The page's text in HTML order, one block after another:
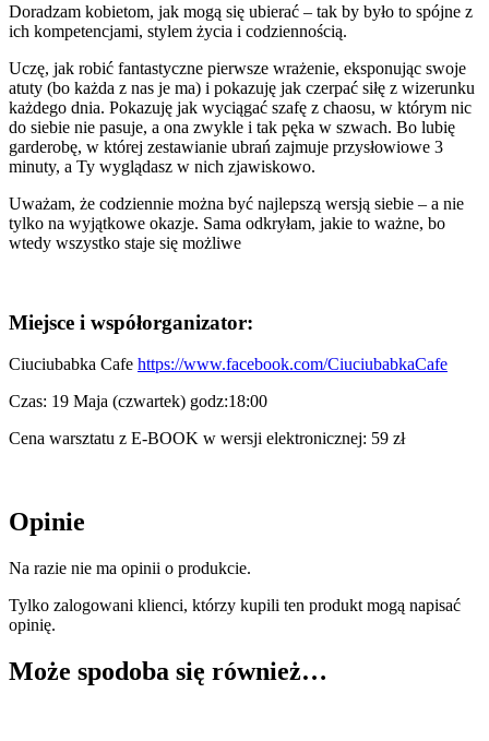
Doradzam kobietom, jak mogą się ubierać – tak by było to spójne z
ich kompetencjami, stylem życia i codziennością.
Uczę, jak robić fantastyczne pierwsze wrażenie, eksponując swoje
atuty (bo każda z nas je ma) i pokazuję jak czerpać siłę z wizerunku
każdego dnia. Pokazuję jak wyciągać szafę z chaosu, w którym nic
do siebie nie pasuje, a ona zwykle i tak pęka w szwach. Bo lubię
garderobę, w której zestawianie ubrań zajmuje przysłowiowe 3
minuty, a Ty wyglądasz w nich zjawiskowo.
Uważam, że codziennie można być najlepszą wersją siebie – a nie
tylko na wyjątkowe okazje. Sama odkryłam, jakie to ważne, bo
wtedy wszystko staje się możliwe
Miejsce i współorganizator:
Ciuciubabka Cafe https://www.facebook.com/CiuciubabkaCafe
Czas: 19 Maja (czwartek) godz:18:00
Cena warsztatu z E-BOOK w wersji elektronicznej: 59 zł
Opinie
Na razie nie ma opinii o produkcie.
Tylko zalogowani klienci, którzy kupili ten produkt mogą napisać
opinię.
Może spodoba się również…